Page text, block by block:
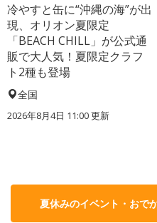
冷やすと缶に“沖縄の海”が出
現、オリオン夏限定
「BEACH CHILL」が公式通
販で大人気！夏限定クラフ
ト2種も登場
全国
2026年8月4日 11:00更新
夏休みのイベント・おで